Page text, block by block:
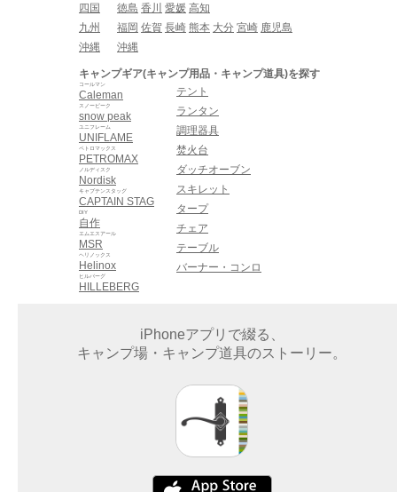
四国
徳島 香川 愛媛 高知
九州
福岡 佐賀 長崎 熊本 大分 宮崎 鹿児島
沖縄
沖縄
キャンプギア(キャンプ用品・キャンプ道具)を探す
Caleman
コールマン
snow peak
スノーピーク
UNIFLAME
ユニフレーム
PETROMAX
ペトロマックス
Nordisk
ノルディスク
CAPTAIN STAG
キャプテンスタッグ
自作
DIY
MSR
エムエスアール
Helinox
ヘリノックス
HILLEBERG
ヒルバーグ
テント
ランタン
調理器具
焚火台
ダッチオーブン
スキレット
タープ
チェア
テーブル
バーナー・コンロ
iPhoneアプリで綴る、
キャンプ場・キャンプ道具のストーリー。